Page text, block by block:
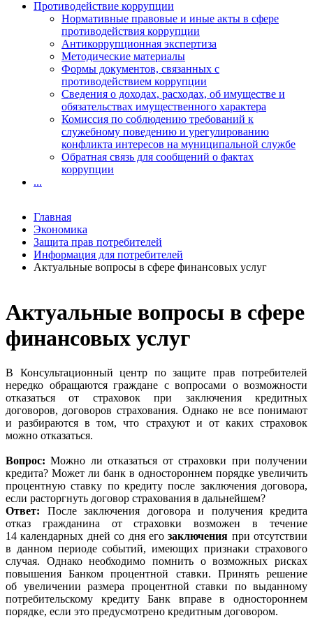
Актуальные вопросы в сфере
финансовых услуг
В Консультационный центр по защите прав потребителей
нередко обращаются граждане с вопросами о возможности
отказаться от страховок при заключения кредитных
договоров, договоров страхования. Однако не все понимают
и разбираются в том, что страхуют и от каких страховок
можно отказаться.
Вопрос: Можно ли отказаться от страховки при получении
кредита? Может ли банк в одностороннем порядке увеличить
процентную ставку по кредиту после заключения договора,
если расторгнуть договор страхования в дальнейшем?
Ответ: После заключения договора и получения кредита
отказ гражданина от страховки возможен в течение
14 календарных дней со дня егозаключения при отсутствии
в данном периоде событий, имеющих признаки страхового
случая. Однако необходимо помнить о возможных рисках
повышения Банком процентной ставки. Принять решение
об увеличении размера процентной ставки по выданному
потребительскому кредиту Банк вправе в одностороннем
порядке, если это предусмотрено кредитным договором.
Противодействие коррупции
Нормативные правовые и иные акты в сфере
противодействия коррупции
Антикоррупционная экспертиза
Методические материалы
Формы документов, связанных с
противодействием коррупции
Сведения о доходах, расходах, об имуществе и
обязательствах имущественного характера
Комиссия по соблюдению требований к
служебному поведению и урегулированию
конфликта интересов на муниципальной службе
Обратная связь для сообщений о фактах
коррупции
...
Главная
Экономика
Защита прав потребителей
Информация для потребителей
Актуальные вопросы в сфере финансовых услуг